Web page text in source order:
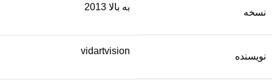
نسخه
به بالا 2013
نویسنده
vidartvision